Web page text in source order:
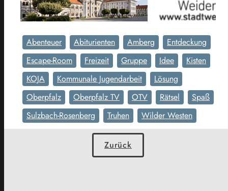
Abenteuer Abiturienten Amberg
Entdeckung
Escape-Room
Freizeit Gruppe Idee
Kisten
KOJA
Kommunale Jugendarbeit
Lösung
Oberpfalz
Oberpfalz TV OTV Rätsel
Spaß
Sulzbach-Rosenberg
Truhen Wilder Westen
Zurück